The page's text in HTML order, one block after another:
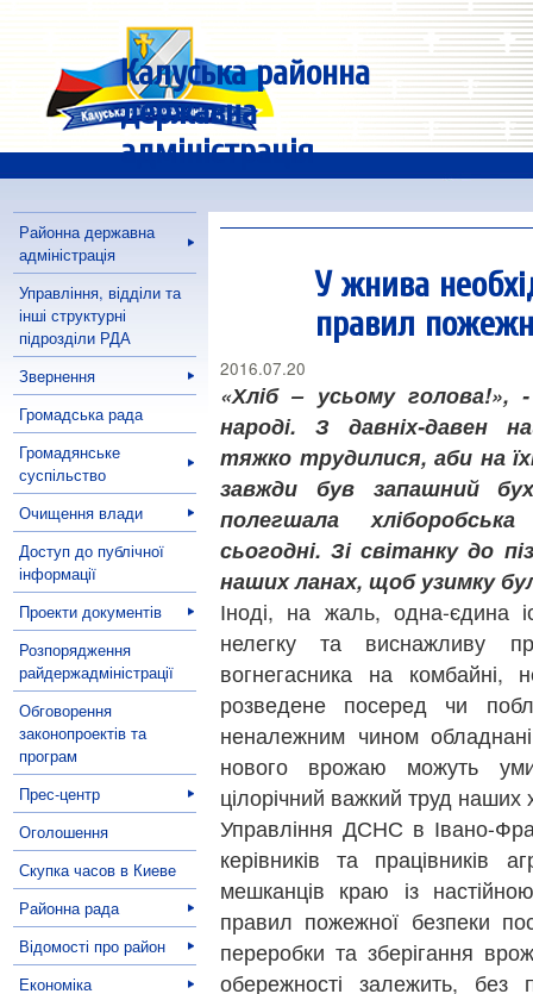
Калуська районна
державна
адміністрація
Районна державна
адміністрація
Управління, відділи та
інші структурні
підрозділи РДА
Звернення
Громадська рада
Громадянське
суспільство
Очищення влади
Доступ до публічної
інформації
Проекти документів
Розпорядження
райдержадміністрації
Обговорення
законопроектів та
програм
Прес-центр
Оголошення
Скупка часов в Киеве
Районна рада
Відомості про район
Економіка
У жнива
правил
2016.07.20
«Хліб – усьому голова!»,
народі. З давніх-давен
тяжко трудилися, аби на
завжди був запашний
полегшала
сьогодні. Зі світанку до
наших ланах, щоб узимку
Іноді, на жаль, одна-єдина
нелегку та виснажливу
вогнегасника на комбайні,
розведене посеред чи
неналежним чином
нового врожаю можуть
цілорічний важкий труд наших
Управління ДСНС в Івано-
керівників та працівників
мешканців краю із
правил пожежної безпеки
переробки та зберігання
обережності залежить, без